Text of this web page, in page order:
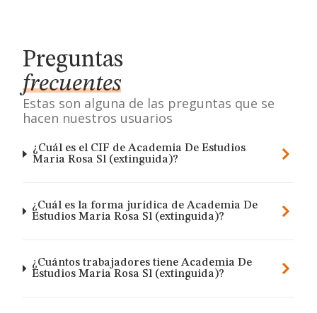
Preguntas
frecuentes
Estas son alguna de las preguntas que se
hacen nuestros usuarios
¿Cuál es el CIF de Academia De Estudios
Maria Rosa Sl (extinguida)?
¿Cuál es la forma jurídica de Academia De
Estudios Maria Rosa Sl (extinguida)?
¿Cuántos trabajadores tiene Academia De
Estudios Maria Rosa Sl (extinguida)?